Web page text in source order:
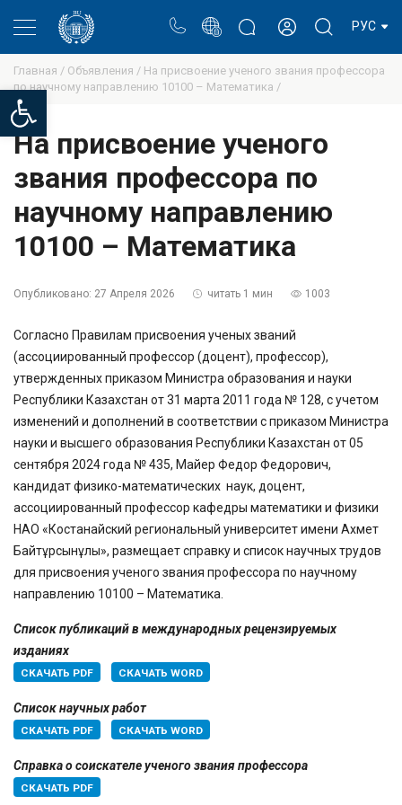
Open toolbar
РУС
Главная / Объявления / На присвоение ученого звания профессора
по научному направлению 10100 – Математика /
На присвоение ученого
звания профессора по
научному направлению
10100 – Математика
Опубликовано: 27 Апреля 2026 читать 1 мин 1003
Согласно Правилам присвоения ученых званий
(ассоциированный профессор (доцент), профессор),
утвержденных приказом Министра образования и науки
Республики Казахстан от 31 марта 2011 года № 128, с учетом
изменений и дополнений в соответствии с приказом Министра
науки и высшего образования Республики Казахстан от 05
сентября 2024 года № 435, Майер Федор Федорович,
кандидат физико-математических наук, доцент,
ассоциированный профессор кафедры математики и физики
НАО «Костанайский региональный университет имени Ахмет
Байтұрсынұлы», размещает справку и список научных трудов
для присвоения ученого звания профессора по научному
направлению 10100 – Математика.
Список публикаций в международных рецензируемых
изданиях
СКАЧАТЬ PDF СКАЧАТЬ WORD
Список научных работ
СКАЧАТЬ PDF СКАЧАТЬ WORD
Справка о соискателе ученого звания профессора
СКАЧАТЬ PDF